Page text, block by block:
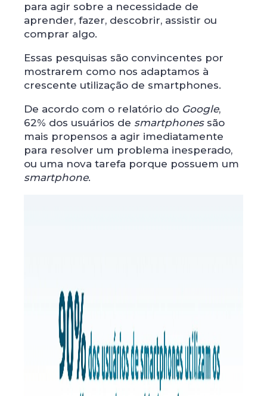
para agir sobre a necessidade de
aprender, fazer, descobrir, assistir ou
comprar algo.
Essas pesquisas são convincentes por
mostrarem como nos adaptamos à
crescente utilização de smartphones.
De acordo com o relatório do Google,
62% dos usuários de smartphonessão
mais propensos a agir imediatamente
para resolver um problema inesperado,
ou uma nova tarefa porque possuem um
smartphone.